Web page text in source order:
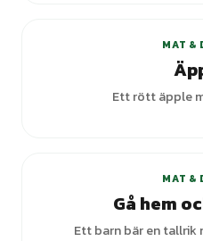
MAT &
Ett rött äpple
MAT &
Gå hem
Ett barn bär en